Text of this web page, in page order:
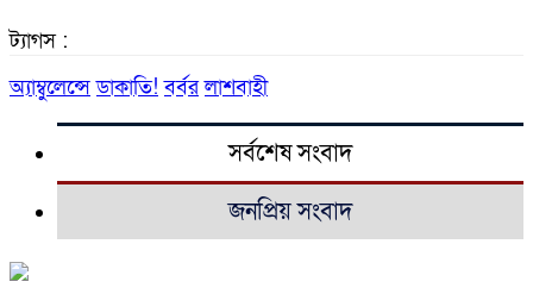
ট্যাগস :
অ্যাম্বুলেন্সে ডাকাতি! বর্বর লাশবাহী
সর্বশেষ সংবাদ
জনপ্রিয় সংবাদ